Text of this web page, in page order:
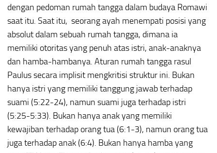
dengan pedoman rumah tangga dalam budaya Romawi
saat itu. Saat itu, seorang ayah menempati posisi yang
absolut dalam sebuah rumah tangga, dimana ia
memiliki otoritas yang penuh atas istri, anak-anaknya
dan hamba-hambanya. Aturan rumah tangga rasul
Paulus secara implisit mengkritisi struktur ini. Bukan
hanya istri yang memiliki tanggung jawab terhadap
suami (5:22-24), namun suami juga terhadap istri
(5:25-5:33). Bukan hanya anak yang memiliki
kewajiban terhadap orang tua (6:1-3), namun orang tua
juga terhadap anak (6:4). Bukan hanya hamba yang